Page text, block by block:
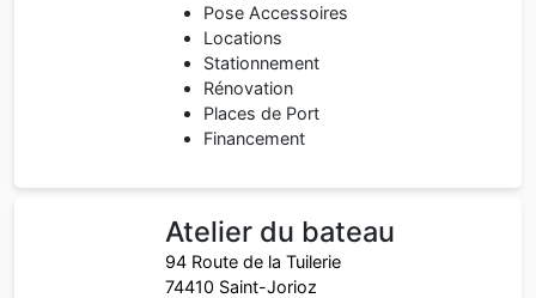
Pose Accessoires
Locations
Stationnement
Rénovation
Places de Port
Financement
Atelier du bateau
94 Route de la Tuilerie
74410 Saint-Jorioz